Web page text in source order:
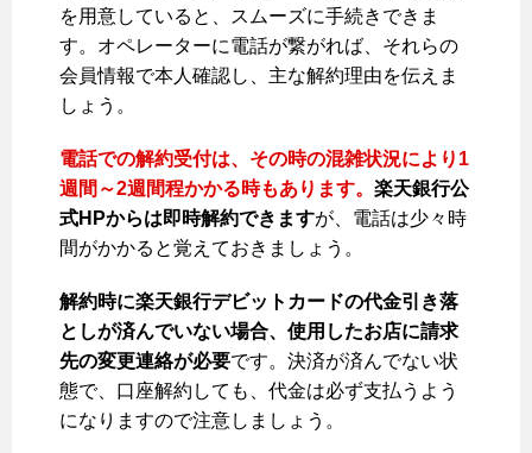
を用意していると、スムーズに手続きできま
す。オペレーターに電話が繋がれば、それらの
会員情報で本人確認し、主な解約理由を伝えま
しょう。
電話での解約受付は、その時の混雑状況により1
週間～2週間程かかる時もあります。 楽天銀行公
式HPからは即時解約できますが、電話は少々時
間がかかると覚えておきましょう。
解約時に楽天銀行デビットカードの代金引き落
としが済んでいない場合、使用したお店に請求
先の変更連絡が必要です。決済が済んでない状
態で、口座解約しても、代金は必ず支払うよう
になりますので注意しましょう。